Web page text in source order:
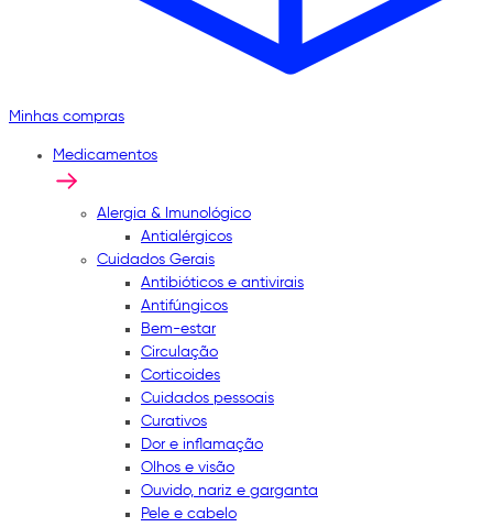
Minhas compras
Medicamentos
Alergia & Imunológico
Antialérgicos
Cuidados Gerais
Antibióticos e antivirais
Antifúngicos
Bem-estar
Circulação
Corticoides
Cuidados pessoais
Curativos
Dor e inflamação
Olhos e visão
Ouvido, nariz e garganta
Pele e cabelo